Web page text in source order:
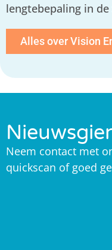
lengtebepaling in de
Alles over Vision
Neem contact met
quickscan of goed